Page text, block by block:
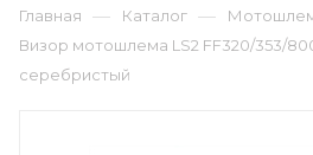
Главная — Каталог —
Визор мотошлема LS2 FF320/353/
серебристый